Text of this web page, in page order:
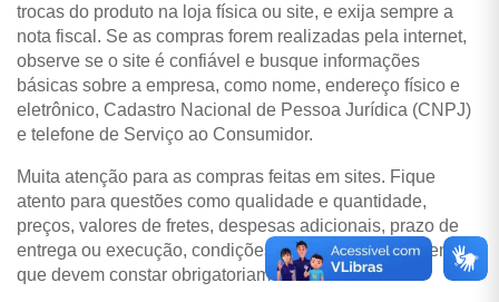
trocas do produto na loja física ou site, e exija sempre a
nota fiscal. Se as compras forem realizadas pela internet,
observe se o site é confiável e busque informações
básicas sobre a empresa, como nome, endereço físico e
eletrônico, Cadastro Nacional de Pessoa Jurídica (CNPJ)
e telefone de Serviço ao Consumidor.
Muita atenção para as compras feitas em sites. Fique
atento para questões como qualidade e quantidade,
preços, valores de fretes, despesas adicionais, prazo de
entrega ou execução, condições e formas de pagamento,
que devem constar obrigatoriamente no site.